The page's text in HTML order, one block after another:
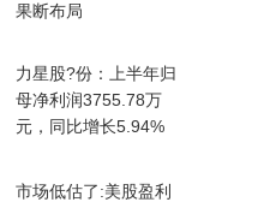
果断布局
力星股?份：上半年归
母净利润3755.78万
元，同比增长5.94%
市场低估了:美股盈利